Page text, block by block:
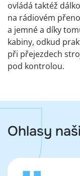
ovládá taktéž
na rádiovém
a jemné a díky
kabiny, odkud
při přejezdech
pod kontrolou.
Ohlasy